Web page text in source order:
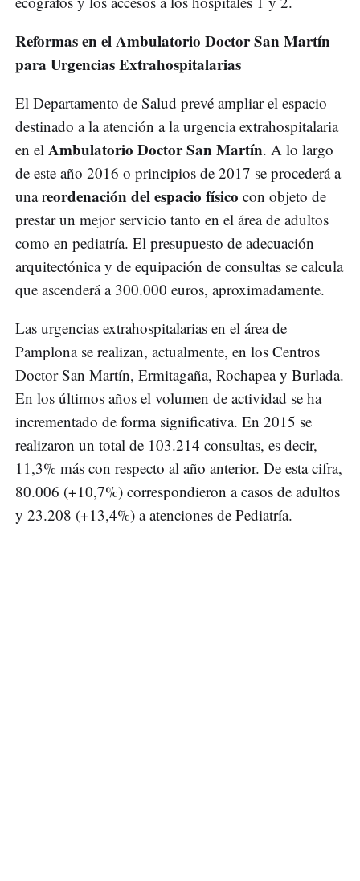
Reformas en el Ambulatorio Doctor San Martín
para Urgencias Extrahospitalarias
El Departamento de Salud prevé ampliar el espacio
destinado a la atención a la urgencia extrahospitalaria
en el Ambulatorio Doctor San Martín. A lo largo
de este año 2016 o principios de 2017 se procederá a
una reordenación del espacio físico con objeto de
prestar un mejor servicio tanto en el área de adultos
como en pediatría. El presupuesto de adecuación
arquitectónica y de equipación de consultas se calcula
que ascenderá a 300.000 euros, aproximadamente.
Las urgencias extrahospitalarias en el área de
Pamplona se realizan, actualmente, en los Centros
Doctor San Martín, Ermitagaña, Rochapea y Burlada.
En los últimos años el volumen de actividad se ha
incrementado de forma significativa. En 2015 se
realizaron un total de 103.214 consultas, es decir,
11,3% más con respecto al año anterior. De esta cifra,
80.006 (+10,7%) correspondieron a casos de adultos
y 23.208 (+13,4%) a atenciones de Pediatría.